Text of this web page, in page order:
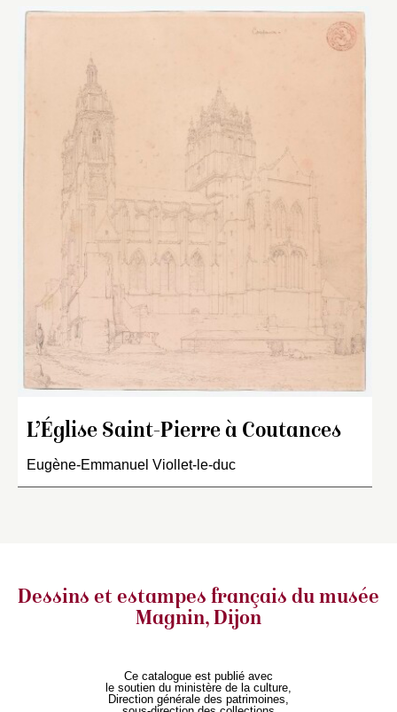
L’Église Saint-Pierre à Coutances
Eugène-Emmanuel Viollet-le-duc
Dessins et estampes français du musée
Magnin, Dijon
Ce catalogue est publié avec
le soutien du ministère de la culture,
Direction générale des patrimoines,